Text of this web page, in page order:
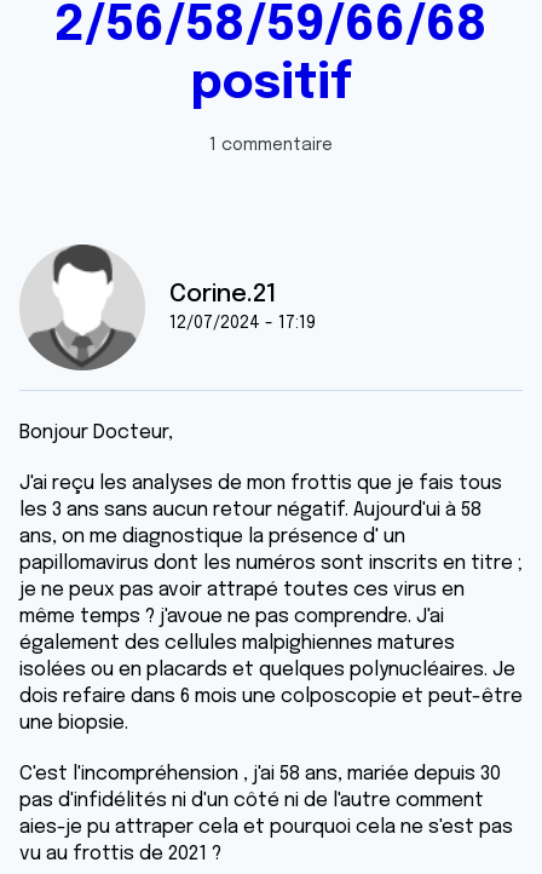
2/56/58/59/66/68
positif
1 commentaire
Corine.21
12/07/2024 - 17:19
Bonjour Docteur,
J'ai reçu les analyses de mon frottis que je fais tous
les 3 ans sans aucun retour négatif. Aujourd'ui à 58
ans, on me diagnostique la présence d' un
papillomavirus dont les numéros sont inscrits en titre ;
je ne peux pas avoir attrapé toutes ces virus en
même temps ? j'avoue ne pas comprendre. J'ai
également des cellules malpighiennes matures
isolées ou en placards et quelques polynucléaires. Je
dois refaire dans 6 mois une colposcopie et peut-être
une biopsie.
C'est l'incompréhension , j'ai 58 ans, mariée depuis 30
pas d'infidélités ni d'un côté ni de l'autre comment
aies-je pu attraper cela et pourquoi cela ne s'est pas
vu au frottis de 2021 ?